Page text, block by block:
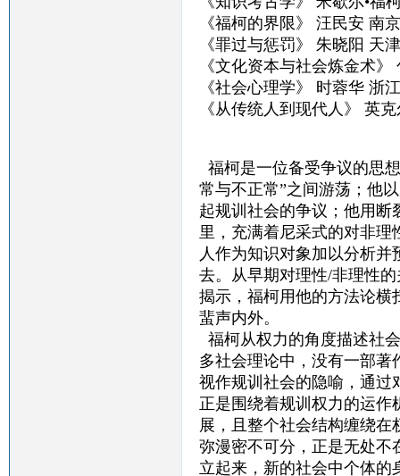
《福柯的界限》 汪民安 南
《罪过与惩罚》 朱晓阳 天
《文化资本与社会炼金术
《社会心理学》 时蓉华 浙
《从传统人到现代人》 英
福柯是一位备受争议的思
常与不正常”之间游荡；他
起规训社会的争议；他用断
里，充满着尼采式的对非理
人作为知识对象加以分析
去。从早期对理性/非理性
揭示，福柯用他的方法论横
蜚声内外。
福柯从权力的角度描述社
多社会理论中，没有一部著
视作规训社会的隐喻，通过
正是围绕着规训权力的运作
展，且整个社会结构缠绕
弥漫密不可分，正是无处不
立起来，新的社会中个体的